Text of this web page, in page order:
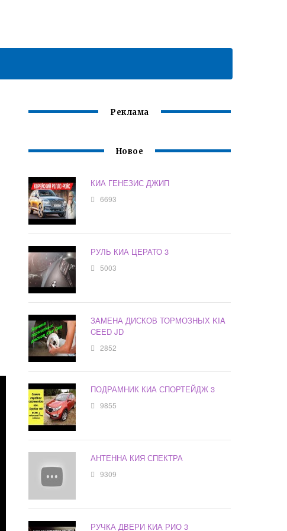
Реклама
Новое
КИА ГЕНЕЗИС ДЖИП
6693
РУЛЬ КИА ЦЕРАТО 3
5003
ЗАМЕНА ДИСКОВ ТОРМОЗНЫХ KIA
CEED JD
2852
ПОДРАМНИК КИА СПОРТЕЙДЖ 3
9855
АНТЕННА КИЯ СПЕКТРА
9309
РУЧКА ДВЕРИ КИА РИО 3